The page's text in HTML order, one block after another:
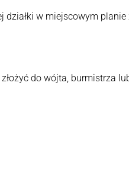
w miejscowym
do wójta, burmistrza